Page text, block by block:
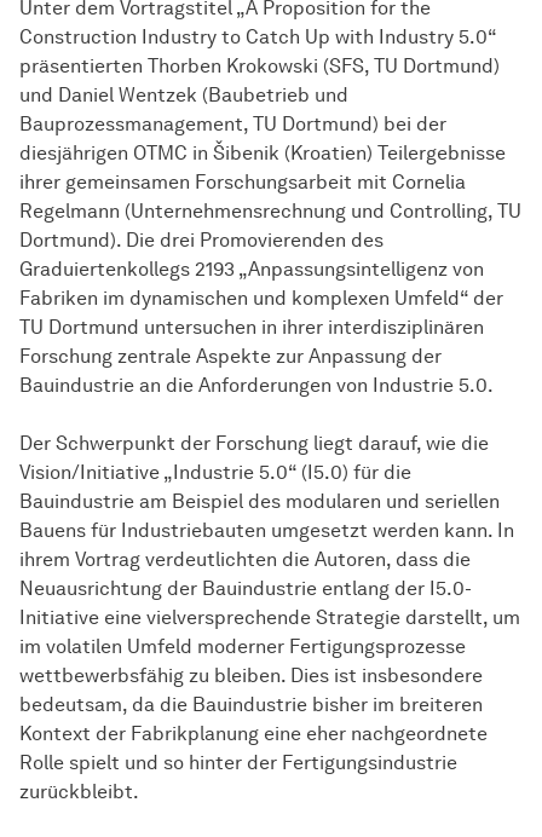
Unter dem Vortragstitel „A Proposition for the
Construction Industry to Catch Up with Industry 5.0“
präsentierten Thorben Krokowski (SFS, TU Dortmund)
und Daniel Wentzek (Baubetrieb und
Bauprozessmanagement, TU Dortmund) bei der
diesjährigen OTMC in Šibenik (Kroatien) Teilergebnisse
ihrer gemeinsamen Forschungsarbeit mit Cornelia
Regelmann (Unternehmensrechnung und Controlling, TU
Dortmund). Die drei Promovierenden des
Graduiertenkollegs 2193 „Anpassungsintelligenz von
Fabriken im dynamischen und komplexen Umfeld“ der
TU Dortmund untersuchen in ihrer interdisziplinären
Forschung zentrale Aspekte zur Anpassung der
Bauindustrie an die Anforderungen von Industrie 5.0.
Der Schwerpunkt der Forschung liegt darauf, wie die
Vision/Initiative „Industrie 5.0“ (I5.0) für die
Bauindustrie am Beispiel des modularen und seriellen
Bauens für Industriebauten umgesetzt werden kann. In
ihrem Vortrag verdeutlichten die Autoren, dass die
Neuausrichtung der Bauindustrie entlang der I5.0-
Initiative eine vielversprechende Strategie darstellt, um
im volatilen Umfeld moderner Fertigungsprozesse
wettbewerbsfähig zu bleiben. Dies ist insbesondere
bedeutsam, da die Bauindustrie bisher im breiteren
Kontext der Fabrikplanung eine eher nachgeordnete
Rolle spielt und so hinter der Fertigungsindustrie
zurückbleibt.